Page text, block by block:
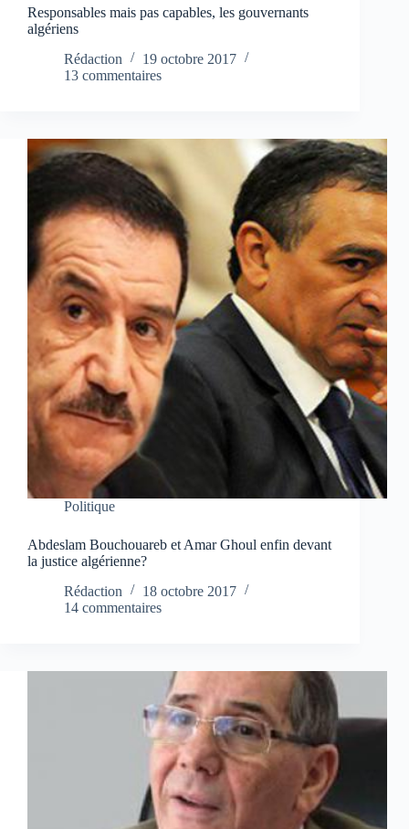
Responsables mais pas capables, les gouvernants
algériens
Rédaction
19 octobre 2017
13 commentaires
Politique
Abdeslam Bouchouareb et Amar Ghoul enfin devant
la justice algérienne?
Rédaction
18 octobre 2017
14 commentaires